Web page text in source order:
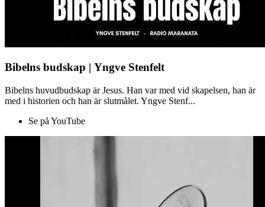
Bibelns budskap | Yngve Stenfelt
Bibelns huvudbudskap är Jesus. Han var med vid skapelsen, han är
med i historien och han är slutmålet. Yngve Stenf...
Se på YouTube